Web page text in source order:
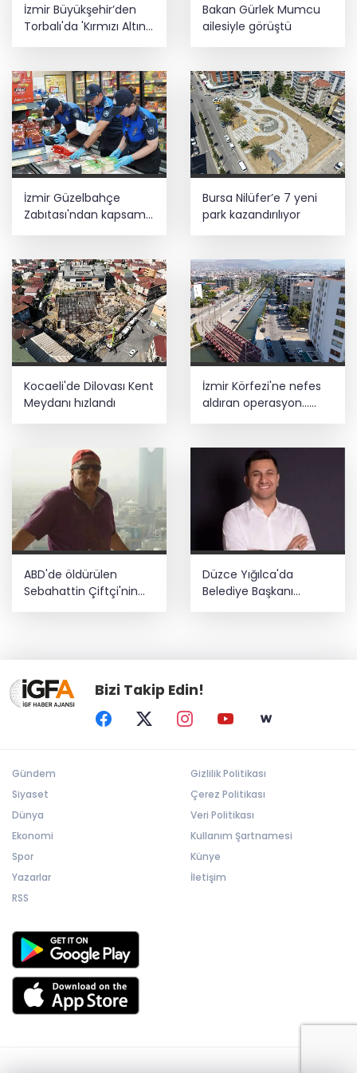
İzmir Büyükşehir’den
Torbalı'da 'Kırmızı Altın'
Bakan Gürlek Mumcu
ailesiyle görüştü
İzmir Güzelbahçe
Zabıtası'ndan kapsamlı
Bursa Nilüfer’e 7 yeni
park kazandırılıyor
Kocaeli'de Dilovası Kent
Meydanı hızlandı
İzmir Körfezi'ne nefes
aldıran operasyon...
Manda ve Bostanlı
ABD'de öldürülen
Sebahattin Çiftçi'nin
eşinden adalet çağrısı:
Düzce Yığılca'da
Belediye Başkanı
Selami Savaş'a bir kapı
Bizi Takip Edin!
Gündem
Siyaset
Dünya
Ekonomi
Spor
Yazarlar
RSS
Gizlilik Politikası
Çerez Politikası
Veri Politikası
Kullanım Şartnamesi
Künye
İletişim